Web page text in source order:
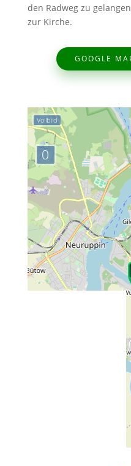
den Radweg zu
zur Kirche.
GOOGLE
0
Vollbild